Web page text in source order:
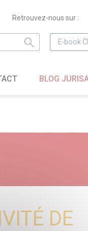
Retrouvez-nous sur :
E-book
BLOG
DE